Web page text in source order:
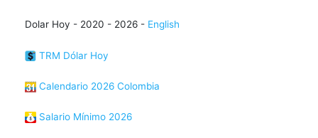
Dolar Hoy - 2020 - 2026 - English
TRM Dólar Hoy
Calendario 2026 Colombia
Salario Mínimo 2026